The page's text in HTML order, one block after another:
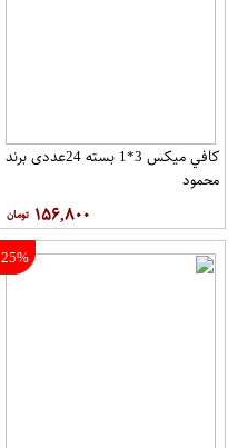
کافي ميکس 3*1 بسته 24عددی برند
محمود
۱۵۶,۸۰۰
25%